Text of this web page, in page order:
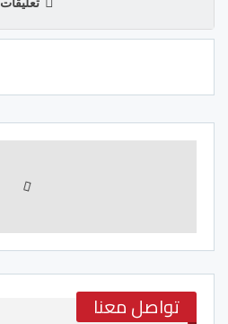
تعليقات
تواصل معنا